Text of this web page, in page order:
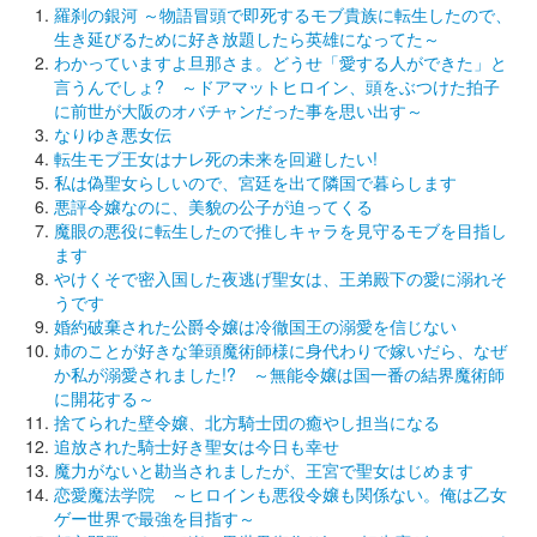
羅刹の銀河 ～物語冒頭で即死するモブ貴族に転生したので、
生き延びるために好き放題したら英雄になってた～
わかっていますよ旦那さま。どうせ「愛する人ができた」と
言うんでしょ? ～ドアマットヒロイン、頭をぶつけた拍子
に前世が大阪のオバチャンだった事を思い出す～
なりゆき悪女伝
転生モブ王女はナレ死の未来を回避したい!
私は偽聖女らしいので、宮廷を出て隣国で暮らします
悪評令嬢なのに、美貌の公子が迫ってくる
魔眼の悪役に転生したので推しキャラを見守るモブを目指し
ます
やけくそで密入国した夜逃げ聖女は、王弟殿下の愛に溺れそ
うです
婚約破棄された公爵令嬢は冷徹国王の溺愛を信じない
姉のことが好きな筆頭魔術師様に身代わりで嫁いだら、なぜ
か私が溺愛されました!? ～無能令嬢は国一番の結界魔術師
に開花する～
捨てられた壁令嬢、北方騎士団の癒やし担当になる
追放された騎士好き聖女は今日も幸せ
魔力がないと勘当されましたが、王宮で聖女はじめます
恋愛魔法学院 ～ヒロインも悪役令嬢も関係ない。俺は乙女
ゲー世界で最強を目指す～